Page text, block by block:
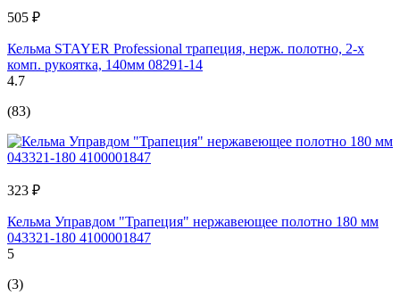
505 ₽
Кельма STAYER Professional трапеция, нерж. полотно, 2-х
комп. рукоятка, 140мм 08291-14
4.7
(83)
323 ₽
Кельма Управдом "Трапеция" нержавеющее полотно 180 мм
043321-180 4100001847
5
(3)